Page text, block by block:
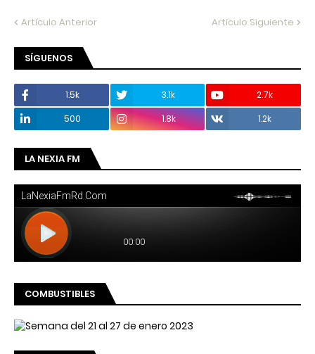
Artículo Anterior Artículo Siguiente
SÍGUENOS
1.5k 3.1k
2.7k
500
1.8k 1.2k
LA NEXIA FM
COMBUSTIBLES